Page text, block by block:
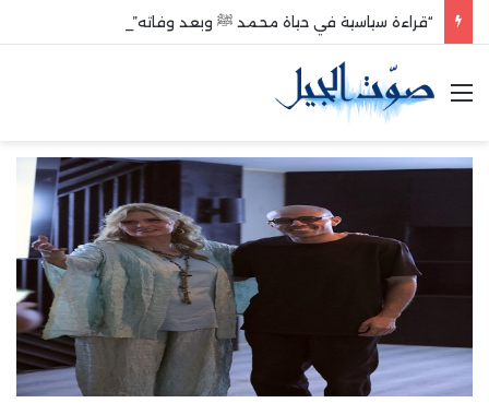
“قراءة سياسية في حياة محمد ﷺ وبعد وفاته”
القائمة